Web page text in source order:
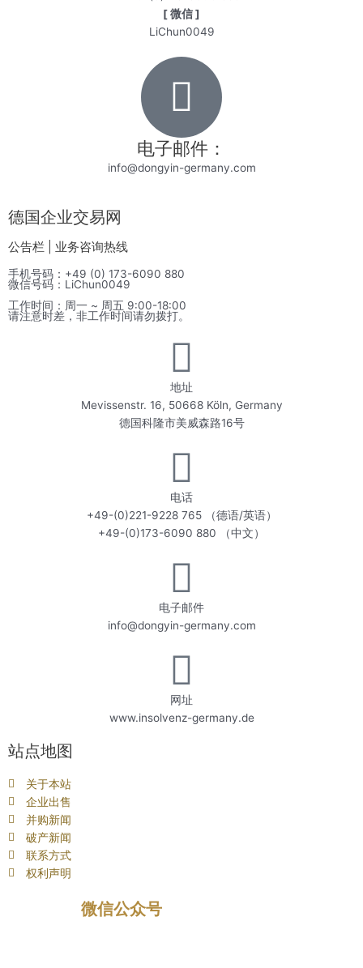
[ 微信 ]
LiChun0049
电子邮件：
info@dongyin-germany.com
德国企业交易网
公告栏 | 业务咨询热线
手机号码：+49 (0) 173-6090 880
微信号码：LiChun0049
工作时间：周一 ~ 周五 9:00-18:00
请注意时差，非工作时间请勿拨打。
地址
Mevissenstr. 16, 50668 Köln, Germany
德国科隆市美威森路16号
电话
+49-(0)221-9228 765 （德语/英语）
+49-(0)173-6090 880 （中文）
电子邮件
info@dongyin-germany.com
网址
www.insolvenz-germany.de
站点地图
关于本站
企业出售
并购新闻
破产新闻
联系方式
权利声明
微信公众号